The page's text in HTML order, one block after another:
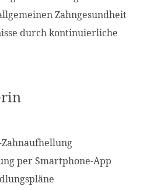
Zahngesundheit
durch kontinuierliche
per Smartphone-App